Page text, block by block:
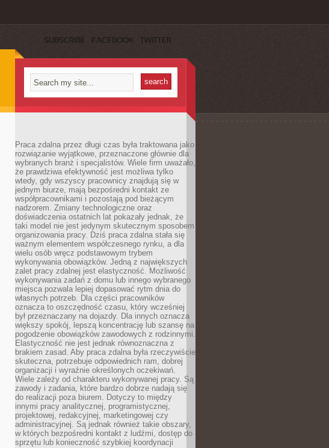
SUBSCRIBE FACEBOOK TWITTER
Praca zdalna przez długi czas była traktowana jako
rozwiązanie wyjątkowe, przeznaczone głównie dla
wybranych branż i specjalistów. Wiele firm uważało,
że prawdziwa efektywność jest możliwa tylko
wtedy, gdy wszyscy pracownicy znajdują się w
jednym biurze, mają bezpośredni kontakt ze
współpracownikami i pozostają pod bieżącym
nadzorem. Zmiany technologiczne oraz
doświadczenia ostatnich lat pokazały jednak, że
taki model nie jest jedynym skutecznym sposobem
organizowania pracy. Dziś praca zdalna stała się
ważnym elementem współczesnego rynku, a dla
wielu osób wręcz podstawowym trybem
wykonywania obowiązków. Jedną z największych
zalet pracy zdalnej jest elastyczność. Możliwość
wykonywania zadań z domu lub innego wybranego
miejsca pozwala lepiej dopasować rytm dnia do
własnych potrzeb. Dla części pracowników
oznacza to oszczędność czasu, który wcześniej
był przeznaczany na dojazdy. Dla innych oznacza
większy spokój, lepszą koncentrację lub szansę na
pogodzenie obowiązków zawodowych z rodzinnymi.
Elastyczność nie jest jednak równoznaczna z
brakiem zasad. Aby praca zdalna była rzeczywiście
skuteczna, potrzebuje odpowiednich ram, dobrej
organizacji i wyraźnie określonych oczekiwań.
Wiele zależy od charakteru wykonywanej pracy. Są
zawody i zadania, które bardzo dobrze nadają się
do realizacji poza biurem. Dotyczy to między
innymi pracy analitycznej, programistycznej,
projektowej, redakcyjnej, marketingowej czy
administracyjnej. Są jednak również takie obszary,
w których bezpośredni kontakt z ludźmi, dostęp do
sprzętu lub konieczność szybkiej koordynacji